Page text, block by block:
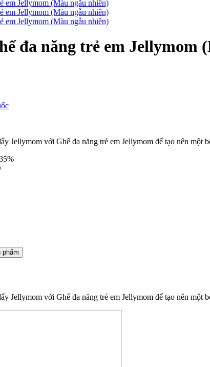
đa năng trẻ em Jellymom
Jellymom với Ghế đa năng trẻ em Jellymom để tạo nên một
phẩm
Jellymom với Ghế đa năng trẻ em Jellymom để tạo nên một